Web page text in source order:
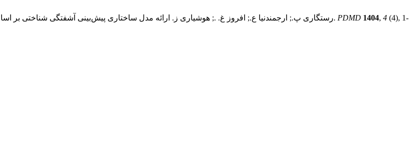
رستگاری پ.; ارجمندنیا ع.; افروز غ. .; هوشیاری ز. ارائه مدل ساختاری پیش‌بینی آشفتگی شناختی بر اساس حافظه فعال شناختی و هیجانی در دانش‌آموزان با کاستی توجه و بیش‌فعالی. PDMD 1404, 4 (4), 1-